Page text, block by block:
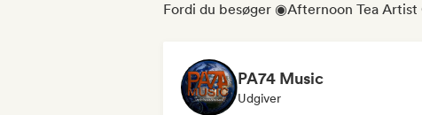
Fordi du besøger ◉Afternoon Tea
PA74 Music
Udgiver